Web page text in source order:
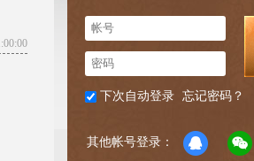
下次自动登录 忘记密码？
其他帐号登录：